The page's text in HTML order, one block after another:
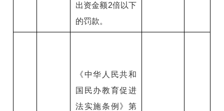
出资金额2倍以下
的罚款。
《中华人民共和
国民办教育促进
法实施条例》第